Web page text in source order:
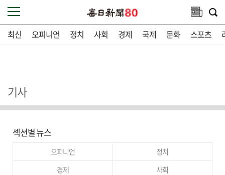
최신 오피니언 정치 사회 경제 국제 문화 스포츠
기사
섹션별 뉴스
오피니언
정치
경제
사회